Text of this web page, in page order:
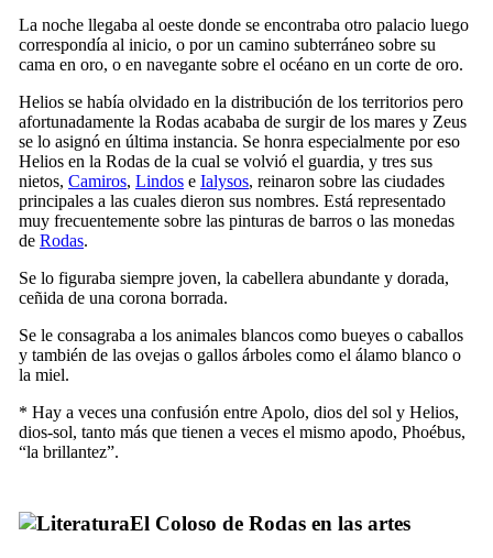
La noche llegaba al oeste donde se encontraba otro palacio luego
correspondía al inicio, o por un camino subterráneo sobre su
cama en oro, o en navegante sobre el océano en un corte de oro.
Helios se había olvidado en la distribución de los territorios pero
afortunadamente la Rodas acababa de surgir de los mares y Zeus
se lo asignó en última instancia. Se honra especialmente por eso
Helios en la Rodas de la cual se volvió el guardia, y tres sus
nietos, Camiros, Lindos e Ialysos, reinaron sobre las ciudades
principales a las cuales dieron sus nombres. Está representado
muy frecuentemente sobre las pinturas de barros o las monedas
de Rodas.
Se lo figuraba siempre joven, la cabellera abundante y dorada,
ceñida de una corona borrada.
Se le consagraba a los animales blancos como bueyes o caballos
y también de las ovejas o gallos árboles como el álamo blanco o
la miel.
* Hay a veces una confusión entre Apolo, dios del sol y Helios,
dios-sol, tanto más que tienen a veces el mismo apodo, Phoébus,
“la brillantez”.
El Coloso de Rodas en las artes